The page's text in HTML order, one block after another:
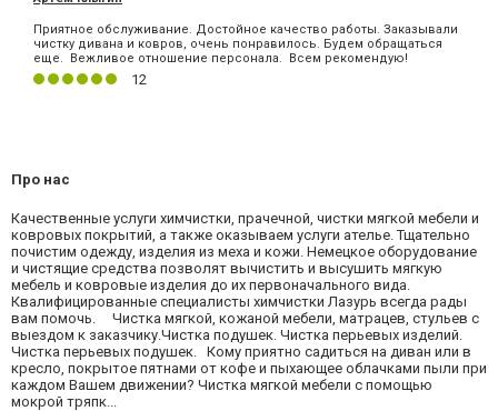
Приятное обслуживание. Достойное качество работы. Заказывали
чистку дивана и ковров, очень понравилось. Будем обращаться
еще. Вежливое отношение персонала. Всем рекомендую!
12
Про нас
Качественные услуги химчистки, прачечной, чистки мягкой мебели и
ковровых покрытий, а также оказываем услуги ателье. Тщательно
почистим одежду, изделия из меха и кожи. Немецкое оборудование
и чистящие средства позволят вычистить и высушить мягкую
мебель и ковровые изделия до их первоначального вида.
Квалифицированные специалисты химчистки Лазурь всегда рады
вам помочь. Чистка мягкой, кожаной мебели, матрацев, стульев с
выездом к заказчику.Чистка подушек. Чистка перьевых изделий.
Чистка перьевых подушек. Кому приятно садиться на диван или в
кресло, покрытое пятнами от кофе и пыхающее облачками пыли при
каждом Вашем движении? Чистка мягкой мебели с помощью
мокрой тряпк...